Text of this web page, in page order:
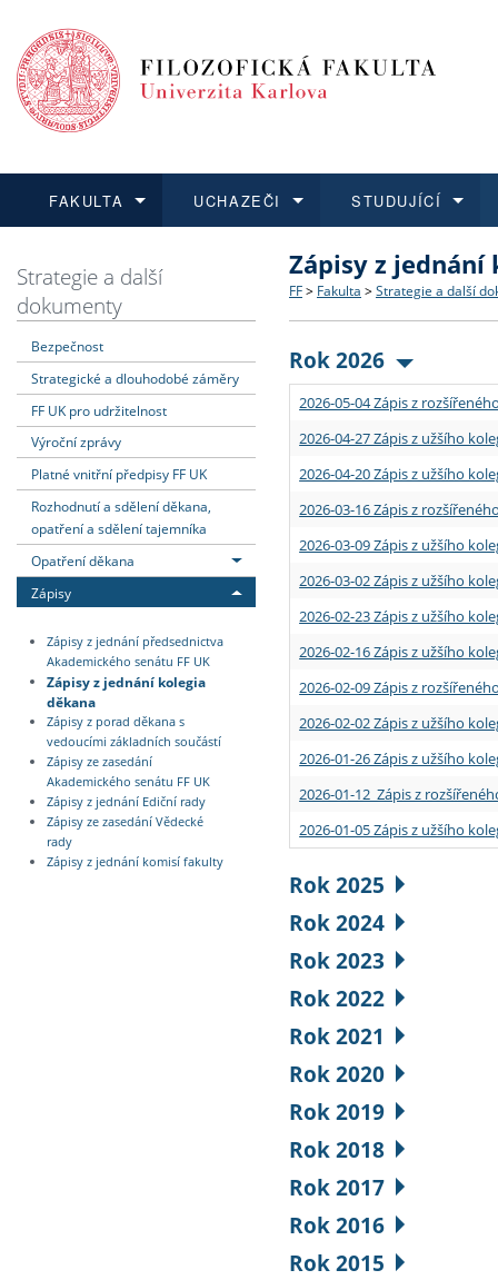
FAKULTA
Dozvědět se více
Struktura a historie
Strategie a další
Podpora a benefity pro
Absolventi fakulty
UCHAZEČI
Podat přihlášku
Co studovat a jak se
Učitelské studijní
Informace k průběhu
STUDUJÍCÍ
Dozvědět se více
Bakalářské a magisterské
Doktorské studium
Rigorózní řízení
Dozvědět se více
O vědě a výzkumu na FF
Akademické kvalifikace
Granty a projekty
Dozvědět se více
Aktuální nabídky a
Vyjíždějící studenti
Přijíždějící studenti
Vyjíždějící zaměstnanci
Strategie a další
dokumenty
Bezpečnost
Strategické a dlouhodobé záměry
FF UK pro udržitelnost
Výroční zprávy
Platné vnitřní předpisy FF UK
Rozhodnutí a sdělení děkana,
opatření a sdělení tajemníka
Opatření děkana
Zápisy
Zápisy z jednání předsednictva
Akademického senátu FF UK
Zápisy z jednání kolegia
děkana
Zápisy z porad děkana s
vedoucími základních součástí
Zápisy ze zasedání
Akademického senátu FF UK
Zápisy z jednání Ediční rady
Zápisy ze zasedání Vědecké
rady
Zápisy z jednání komisí fakulty
Zápisy z jednání
FF > Fakulta > Strategie a další
Rok 2026
2026-05-04 Zápis z
2026-04-27 Zápis z užšího
2026-04-20 Zápis z užšího
2026-03-16 Zápis z
2026-03-09 Zápis z užšího
2026-03-02 Zápis z užšího
2026-02-23 Zápis z užšího
2026-02-16 Zápis z užšího
2026-02-09 Zápis z
2026-02-02 Zápis z užšího
2026-01-26 Zápis z užšího
2026-01-12 Zápis z
2026-01-05 Zápis z užšího
Rok 2025
Rok 2024
Rok 2023
Rok 2022
Rok 2021
Rok 2020
Rok 2019
Rok 2018
Rok 2017
Rok 2016
Rok 2015